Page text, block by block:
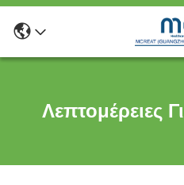
Λεπτομέρειες